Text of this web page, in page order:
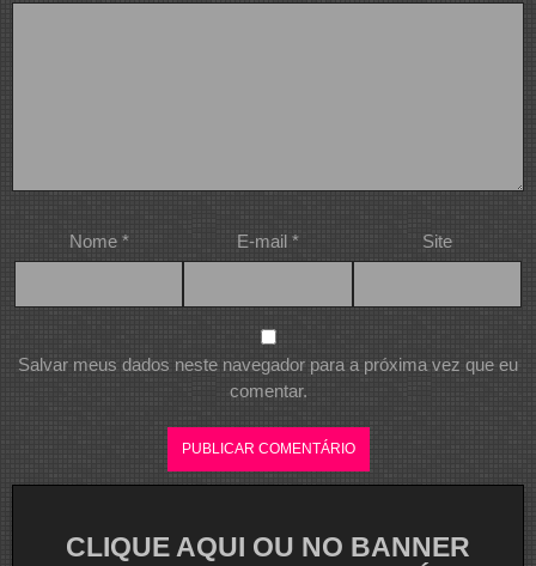
Nome * E-mail * Site
Salvar meus dados neste navegador para a próxima vez que eu
comentar.
CLIQUE AQUI OU NO BANNER